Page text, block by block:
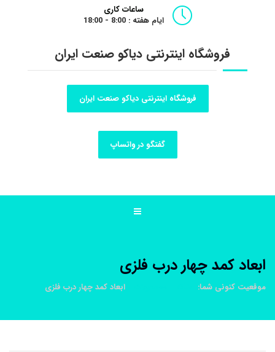
ساعات کاری
ایام هفته : 8:00 - 18:00
فروشگاه اینترنتی دیاکو صنعت ایران
فروشگاه اینترنتی دیاکو صنعت ایران
گفتگو در واتساپ
ابعاد کمد چهار درب فلزی
موقعیت کنونی شما: ابعاد کمد چهار درب فلزی